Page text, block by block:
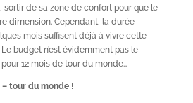
sortir de sa zone de confort pour que le
dimension. Cependant, la durée
mois suffisent déjà à vivre cette
budget n’est évidemment pas le
12 mois de tour du monde…
– tour du monde !